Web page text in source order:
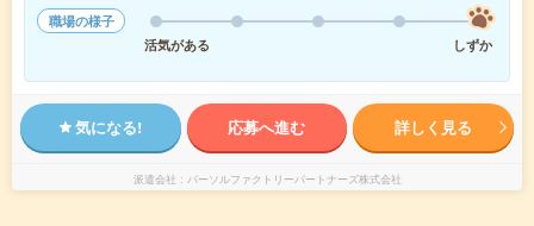
職場の様子
活気がある
しずか
気になる! 応募へ進む 詳しく見る
派遣会社 パーソルファクトリーパートナーズ株式会社